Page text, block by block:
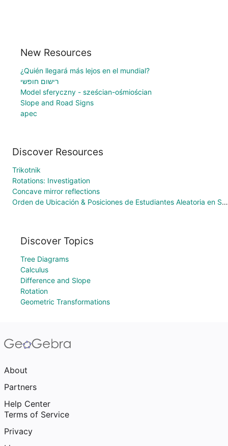
New Resources
¿Quién llegará más lejos en el mundial?
רישום חופשי
Model sferyczny - sześcian-ośmiościan
Slope and Road Signs
apec
Discover Resources
Trikotnik
Rotations: Investigation
Concave mirror reflections
Orden de Ubicación & Posiciones de Estudiantes Aleatoria en Seleccionar & Escoger Aleatoriamente en el Registro Escolar
Discover Topics
Tree Diagrams
Calculus
Difference and Slope
Rotation
Geometric Transformations
About
Partners
Help Center
Terms of Service
Privacy